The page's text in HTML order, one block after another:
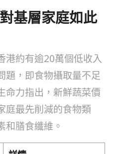
基層家庭如此
港約有逾20萬個低收入
題，即食物攝取量不足
命力指出，新鮮蔬菜價
庭最先削減的食物類
和膳食纖維。